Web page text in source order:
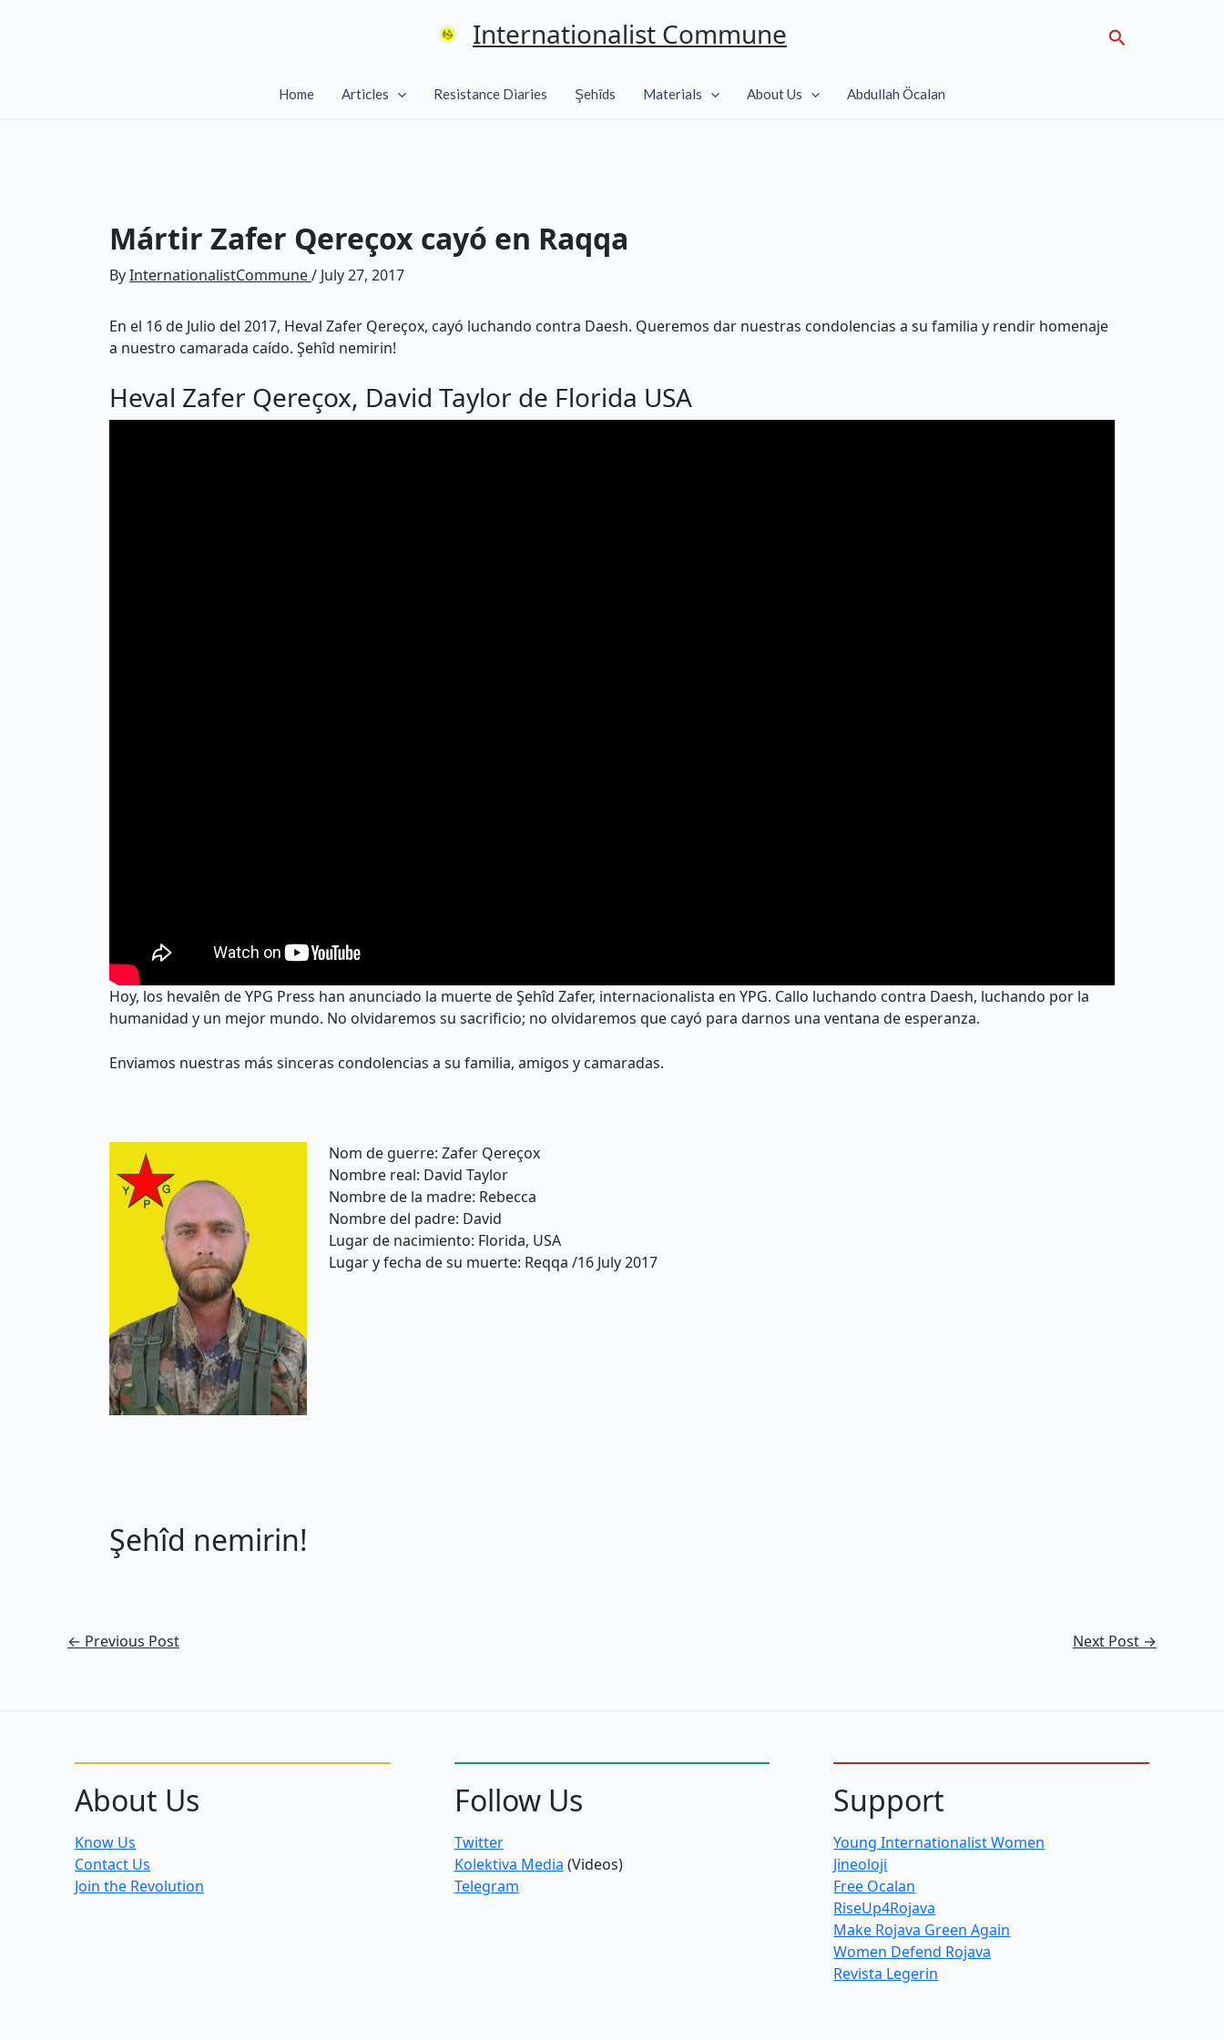
Internationalist Commune Search
Home Articles Resistance Diaries Şehîds Materials About Us Abdullah Öcalan
Mártir Zafer Qereçox cayó en Raqqa
ByInternationalistCommune/ July 27, 2017
En el 16 de Julio del 2017, Heval Zafer Qereçox, cayó luchando contra Daesh. Queremos dar nuestras condolencias a su familia y rendir homenaje
a nuestro camarada caído. Şehîd nemirin!
Heval Zafer Qereçox, David Taylor de Florida USA
Hoy, los hevalên de YPG Press han anunciado la muerte de Şehîd Zafer, internacionalista en YPG. Callo luchando contra Daesh, luchando por la
humanidad y un mejor mundo. No olvidaremos su sacrificio; no olvidaremos que cayó para darnos una ventana de esperanza.
Enviamos nuestras más sinceras condolencias a su familia, amigos y camaradas.
Nom de guerre: Zafer Qereçox
Nombre real: David Taylor
Nombre de la madre: Rebecca
Nombre del padre: David
Lugar de nacimiento: Florida, USA
Lugar y fecha de su muerte: Reqqa /16 July 2017
Şehîd nemirin!
← Previous Post Next Post →
About Us
Know Us
Contact Us
Join the Revolution
Follow Us
Twitter
Kolektiva Media (Videos)
Telegram
Support
Young Internationalist Women
Jineoloji
Free Ocalan
RiseUp4Rojava
Make Rojava Green Again
Women Defend Rojava
Revista Legerin